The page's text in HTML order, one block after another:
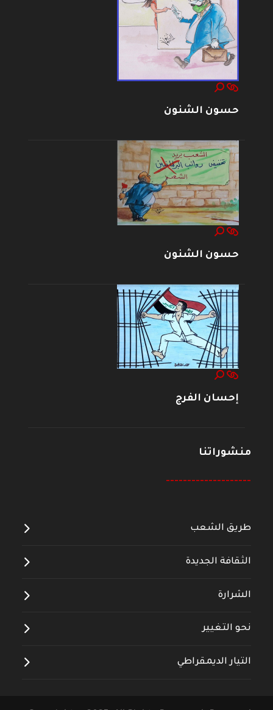
حسون الشنون
حسون الشنون
إحسان الفرج
منشوراتنا
--------------------
طريق الشعب
الثقافة الجديدة
الشرارة
نحو التغيير
التيار الديمقراطي